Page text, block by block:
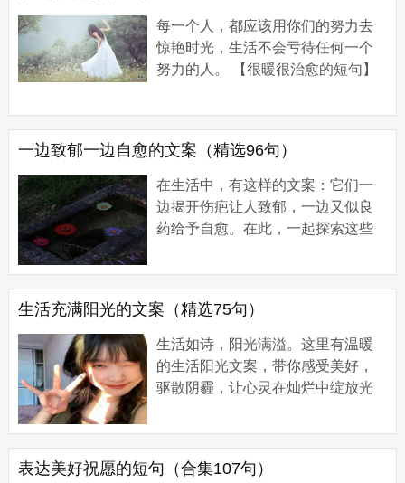
每一个人，都应该用你们的努力去
惊艳时光，生活不会亏待任何一个
努力的人。 【很暖很治愈的短句】
子。 2、小人物，小欲望，小满足，
才是大幸...
一边致郁一边自愈的文案（精选96句）
在生活中，有这样的文案：它们一
边揭开伤疤让人致郁，一边又似良
药给予自愈。在此，一起探索这些
致郁一边自愈的文案1 1、那你说大
海不会等风。...
生活充满阳光的文案（精选75句）
生活如诗，阳光满溢。这里有温暖
的生活阳光文案，带你感受美好，
驱散阴霾，让心灵在灿烂中绽放光
我的小众喜好。 2、平淡日子里泛着
光。 3、在...
表达美好祝愿的短句（合集107句）